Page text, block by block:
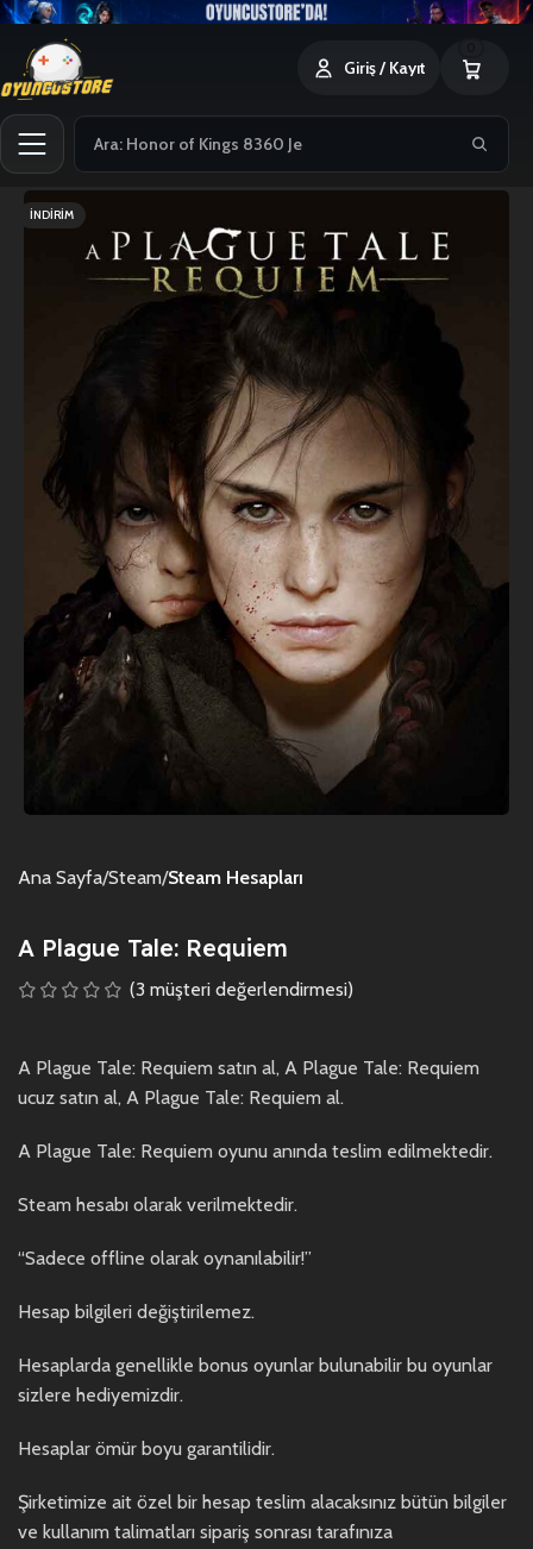
Giriş / Kayıt
İNDIRIM
Ana Sayfa Steam Steam Hesapları
A Plague Tale: Requiem
(3 müşteri değerlendirmesi)
A Plague Tale: Requiem satın al, A Plague Tale: Requiem
ucuz satın al, A Plague Tale: Requiem al.
A Plague Tale: Requiem oyunu anında teslim edilmektedir.
Steam hesabı olarak verilmektedir.
“Sadece offline olarak oynanılabilir!”
Hesap bilgileri değiştirilemez.
Hesaplarda genellikle bonus oyunlar bulunabilir bu oyunlar
sizlere hediyemizdir.
Hesaplar ömür boyu garantilidir.
Şirketimize ait özel bir hesap teslim alacaksınız bütün bilgiler
ve kullanım talimatları sipariş sonrası tarafınıza